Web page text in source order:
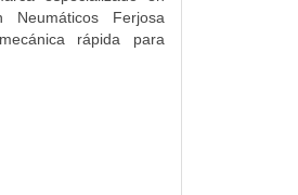
Neumáticos Ferjosa
rápida para